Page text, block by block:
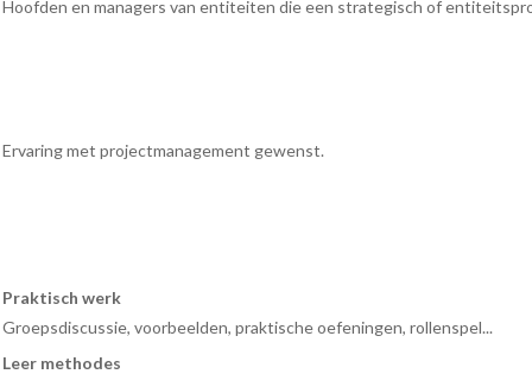
Hoofden en managers van entiteiten die een strategisch of
Ervaring met projectmanagement gewenst.
Praktisch werk
Groepsdiscussie, voorbeelden, praktische oefeningen, rollenspel...
Leer methodes